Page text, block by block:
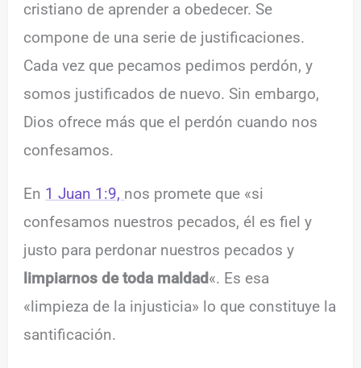
cristiano de aprender a obedecer. Se
compone de una serie de justificaciones.
Cada vez que pecamos pedimos perdón, y
somos justificados de nuevo. Sin embargo,
Dios ofrece más que el perdón cuando nos
confesamos.
En 1 Juan 1:9, nos promete que «si
confesamos nuestros pecados, él es fiel y
justo para perdonar nuestros pecados y
limpiarnos de toda maldad«. Es esa
«limpieza de la injusticia» lo que constituye la
santificación.